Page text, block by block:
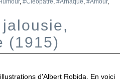
, #Cléopâtre, #Arnaque, #Amour,
(1915)
d'Albert Robida. En voici